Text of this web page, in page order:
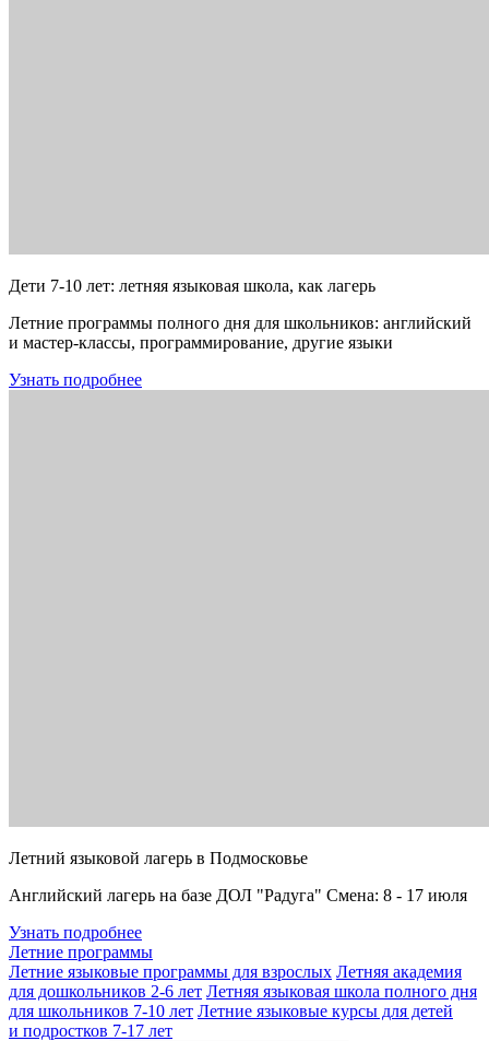
Дети 7-10 лет: летняя языковая школа, как лагерь
Летние программы полного дня для школьников: английский
и мастер-классы, программирование, другие языки
Узнать подробнее
Летний языковой лагерь в Подмосковье
Английский лагерь на базе ДОЛ "Радуга" Смена: 8 - 17 июля
Узнать подробнее
Летние программы
Летние языковые программы для взрослых Летняя академия
для дошкольников 2-6 лет Летняя языковая школа полного дня
для школьников 7-10 лет Летние языковые курсы для детей
и подростков 7-17 лет